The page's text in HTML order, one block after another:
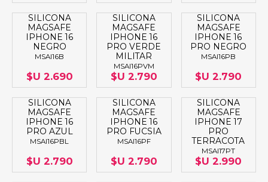
SILICONA
MAGSAFE
IPHONE 16
NEGRO
MSAI16B
$U 2.690
SILICONA
MAGSAFE
IPHONE 16
PRO VERDE
MILITAR
MSAI16PVM
$U 2.790
SILICONA
MAGSAFE
IPHONE 16
PRO NEGRO
MSAI16PB
$U 2.790
SILICONA
MAGSAFE
IPHONE 16
PRO AZUL
MSAI16PBL
$U 2.790
SILICONA
MAGSAFE
IPHONE 16
PRO FUCSIA
MSAI16PF
$U 2.790
SILICONA
MAGSAFE
IPHONE 17
PRO
TERRACOTA
MSAI17PT
$U 2.990